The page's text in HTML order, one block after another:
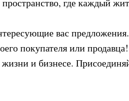
где каждый
вас
покупателя или продавца!
и бизнесе.